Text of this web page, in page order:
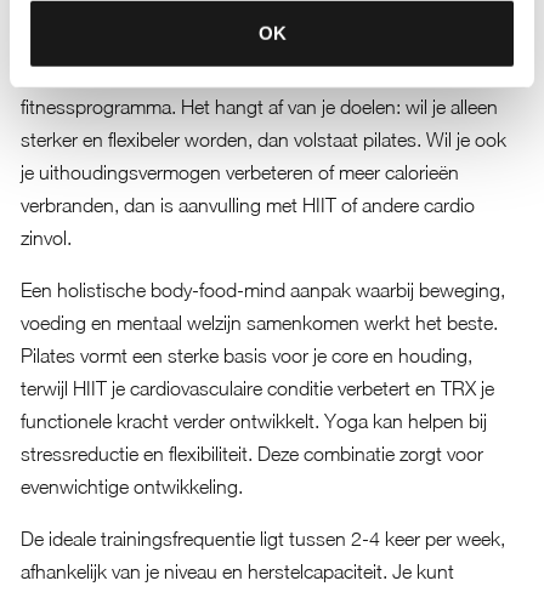
OK
Pilates werkt uitstekend als standalone training, maar
combineren met andere workoutsgeeft je een completer
fitnessprogramma. Het hangt af van je doelen: wil je alleen
sterker en flexibeler worden, dan volstaat pilates. Wil je ook
je uithoudingsvermogen verbeteren of meer calorieën
verbranden, dan is aanvulling met HIIT of andere cardio
zinvol.
Een holistische body-food-mind aanpak waarbij beweging,
voeding en mentaal welzijn samenkomen werkt het beste.
Pilates vormt een sterke basis voor je core en houding,
terwijl HIIT je cardiovasculaire conditie verbetert en TRX je
functionele kracht verder ontwikkelt. Yoga kan helpen bij
stressreductie en flexibiliteit. Deze combinatie zorgt voor
evenwichtige ontwikkeling.
De ideale trainingsfrequentie ligt tussen 2-4 keer per week,
afhankelijk van je niveau en herstelcapaciteit. Je kunt